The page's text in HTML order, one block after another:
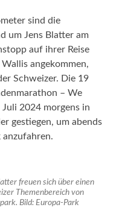
sind die
um Jens Blatter am
auf ihrer Reise
angekommen,
Schweizer. Die 19
– We
Juli 2024 morgens in
gestiegen, um abends
anzufahren.
freuen sich über einen
Themenbereich von
Bild: Europa-Park